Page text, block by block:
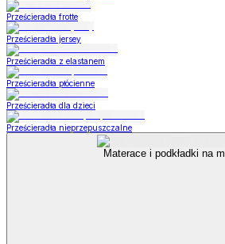
Prześcieradła frotte
Prześcieradła jersey
Prześcieradła z elastanem
Prześcieradła płócienne
Prześcieradła dla dzieci
Prześcieradła nieprzepuszczalne
Materace i podkładki na